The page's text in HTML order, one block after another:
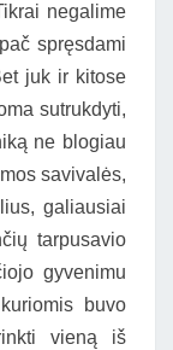
negalime
spręsdami
juk ir kitose
sutrukdyti,
ne blogiau
savivalės,
galiausiai
tarpusavio
gyvenimu
buvo
vieną iš